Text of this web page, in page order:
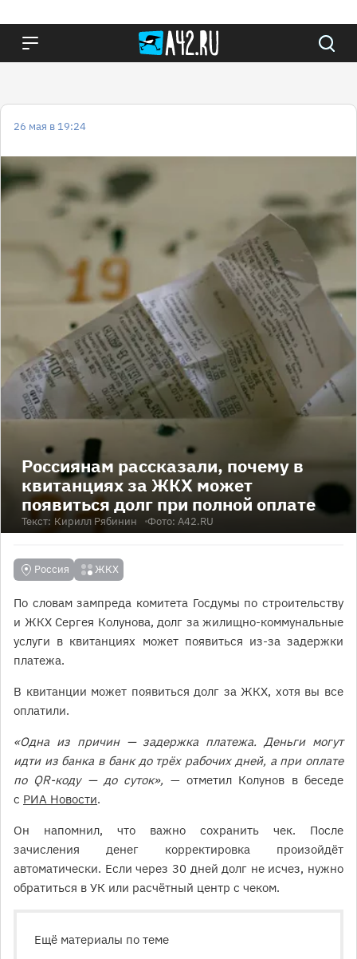
26 мая в 19:24
Россиянам рассказали, почему в
квитанциях за ЖКХ может
появиться долг при полной оплате
Текст: Кирилл Рябинин Фото: А42.RU
Россия ЖКХ
По словам зампреда комитета Госдумы по строительству
и ЖКХ Сергея Колунова, долг за жилищно-коммунальные
услуги в квитанциях может появиться из-за задержки
платежа.
В квитанции может появиться долг за ЖКХ, хотя вы все
оплатили.
«Одна из причин — задержка платежа. Деньги могут
идти из банка в банк до трёх рабочих дней, а при оплате
по QR-коду — до суток», — отметил Колунов в беседе
с РИА Новости.
Он напомнил, что важно сохранить чек. После
зачисления денег корректировка произойдёт
автоматически. Если через 30 дней долг не исчез, нужно
обратиться в УК или расчётный центр с чеком.
Ещё материалы по теме